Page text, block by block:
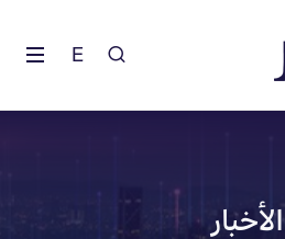
E
الأخبار